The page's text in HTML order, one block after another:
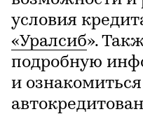
условия
«Уралсиб».
подробную
и